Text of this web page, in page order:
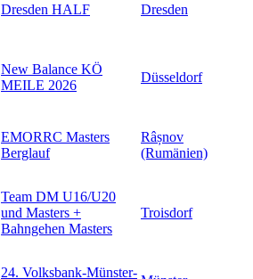
Dresden HALF Dresden
New Balance KÖ
MEILE 2026
Düsseldorf
EMORRC Masters
Berglauf
Râșnov
(Rumänien)
Team DM U16/U20
und Masters +
Bahngehen Masters
Troisdorf
24. Volksbank-Münster-